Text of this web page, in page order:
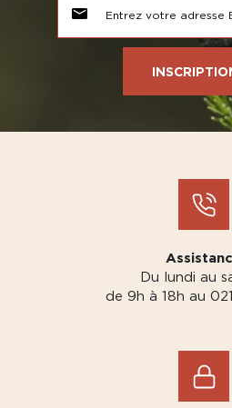
Du lundi au
de 9h à 18h au